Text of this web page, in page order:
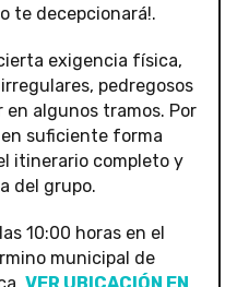
te decepcionará!.
exigencia física,
pedregosos
en algunos tramos. Por
suficiente forma
itinerario completo y
del grupo.
10:00 horas en el
municipal de